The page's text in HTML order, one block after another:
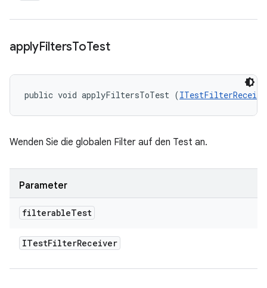
applyFiltersToTest
public void applyFiltersToTest (
Wenden Sie die globalen Filter auf den Test an.
Parameter
filterableTest
ITestFilterReceiver